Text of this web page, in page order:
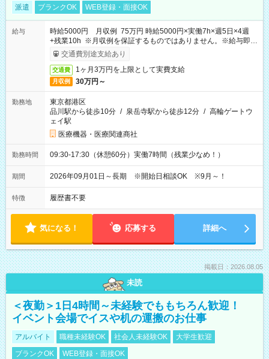
派遣 ブランクOK WEB登録・面接OK
給与
時給5000円 月収例 75万円 時給5000円×実働7h×週5日×4週
+残業10h ※月収例を保証するものではありません。※給与即受
取りサービス利用可（利用条件有）
交通費別途支給あり
交通費 1ヶ月3万円を上限として実費支給
月収例 30万円～
勤務地
東京都港区
品川駅から徒歩10分 / 泉岳寺駅から徒歩12分 / 高輪ゲートウ
ェイ駅
医療機器・医療関連商社
勤務時間 09:30-17:30（休憩60分）実働7時間（残業少なめ！）
期間 2026年09月01日～長期 ※開始日相談OK ※9月～！
特徴 履歴書不要
気になる！ 応募する 詳細へ
掲載日：2026.08.05
未読
＜夜勤＞1日4時間～未経験でももちろん歓迎！
イベント会場でイスや机の運搬のお仕事
アルバイト 職種未経験OK 社会人未経験OK
大学生歓迎
ブランクOK
WEB登録・面接OK